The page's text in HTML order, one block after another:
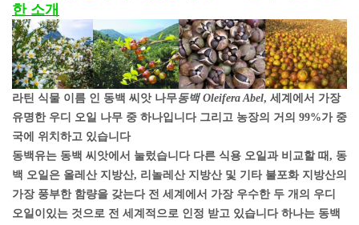
한 소개
라틴 식물 이름 인 동백 씨앗 나무동백 Oleifera Abel, 세계에서 가장
유명한 우디 오일 나무 중 하나입니다 그리고 농장의 거의 99%가 중
국에 위치하고 있습니다
동백유는 동백 씨앗에서 눌렀습니다 다른 식용 오일과 비교할 때, 동
백 오일은 올레산 지방산, 리놀레산 지방산 및 기타 불포화 지방산의
가장 풍부한 함량을 갖는다 전 세계에서 가장 우수한 두 개의 우디
오일이있는 것으로 전 세계적으로 인정 받고 있습니다 하나는 동백